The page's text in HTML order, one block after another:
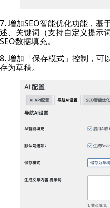
7. 增加SEO智能优化功能，基
述、关键词（支持自定义提示
SEO数据填充。
8. 增加「保存模式」控制，可
存为草稿。